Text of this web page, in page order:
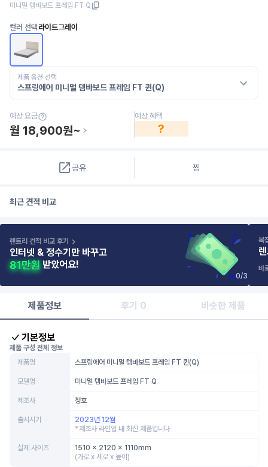
미니멀 템바보드 프레임 FT Q
컬러 선택 라이트그레이
제품 옵션 선택
스프링에어 미니멀 템바보드 프레임 FT 퀸(Q)
예상 요금
월 18,900원~
예상 혜택
?
공유 찜
최근 견적 비교
렌트리 견적 비교 후기
인터넷 & 정수기만 바꾸고
받았어요!
복
바
0/3
제품정보 후기 0 비슷한 제품
기본정보
제품 구성 전체 정보
제품명
스프링에어 미니멀 템바보드 프레임 FT 퀸(Q)
모델명 미니멀 템바보드 프레임 FT Q
제조사 청호
출시시기
2023년 12월
*제조사 라인업 내 최신 제품입니다
실제 사이즈
1510 x 2120 x 1110mm
(가로 x 세로 x 높이)